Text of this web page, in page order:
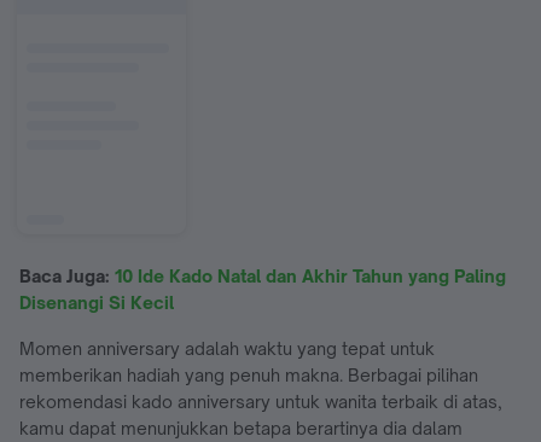
Baca Juga: 10 Ide Kado Natal dan Akhir Tahun yang Paling
Disenangi Si Kecil
Momen anniversary adalah waktu yang tepat untuk
memberikan hadiah yang penuh makna. Berbagai pilihan
rekomendasi kado anniversary untuk wanita terbaik di atas,
kamu dapat menunjukkan betapa berartinya dia dalam